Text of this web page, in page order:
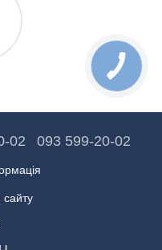
02 093 599-20-02
сайту